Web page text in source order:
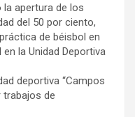
apertura de los
del 50 por ciento,
de béisbol en
la Unidad Deportiva
deportiva “Campos
trabajos de